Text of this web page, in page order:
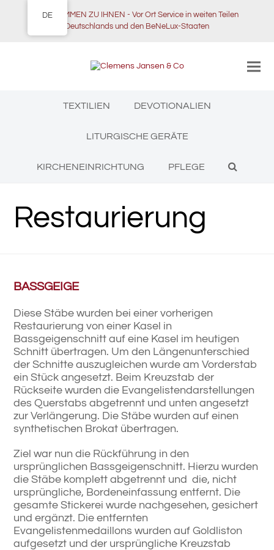
WIR KOMMEN ZU IHNEN - Vor Ort Service in weiten Teilen
Deutschlands und den BeNeLux-Staaten
TEXTILIEN DEVOTIONALIEN
LITURGISCHE GERÄTE
KIRCHENEINRICHTUNG PFLEGE
Restaurierung
BASSGEIGE
Diese Stäbe wurden bei einer vorherigen
Restaurierung von einer Kasel in
Bassgeigenschnitt auf eine Kasel im heutigen
Schnitt übertragen. Um den Längenunterschied
der Schnitte auszugleichen wurde am Vorderstab
ein Stück angesetzt. Beim Kreuzstab der
Rückseite wurden die Evangelistendarstellungen
des Querstabs abgetrennt und unten angesetzt
zur Verlängerung. Die Stäbe wurden auf einen
synthetischen Brokat übertragen.
Ziel war nun die Rückführung in den
ursprünglichen Bassgeigenschnitt. Hierzu wurden
die Stäbe komplett abgetrennt und die, nicht
ursprüngliche, Bordeneinfassung entfernt. Die
gesamte Stickerei wurde nachgesehen, gesichert
und ergänzt. Die entfernten
Evangelistenmedaillons wurden auf Goldliston
aufgesetzt und der ursprüngliche Kreuzstab
DE